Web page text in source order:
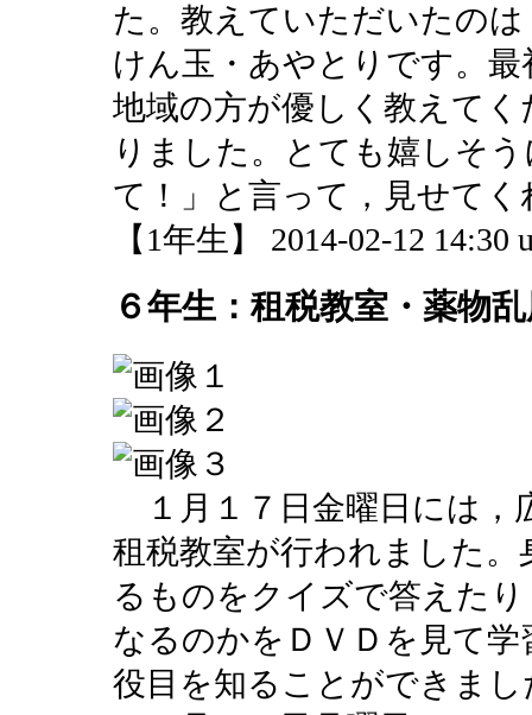
た。教えていただいたの
けん玉・あやとりです。
地域の方が優しく教えて
りました。とても嬉しそ
て！」と言って，見せてく
【1年生】 2014-02-12 14:30
６年生：租税教室・薬物
１月１７日金曜日には，
租税教室が行われました
るものをクイズで答えた
なるのかをＤＶＤを見て
役目を知ることができまし